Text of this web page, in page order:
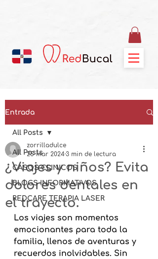
Entrada
All Posts
CASOS CLINICOS
BLOGS INFORMATIVOS
REDCARE TERAPIA LASER
All Posts
¿Viajes y niños? Evita
dolores dentales en
el trayecto.
zorrilladulce
25 mar 20243 min de lectura
Los viajes son momentos
emocionantes para toda la
familia, llenos de aventuras y
recuerdos inolvidables. Sin